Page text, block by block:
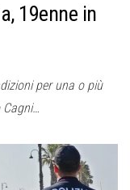
19enne in
per una o più